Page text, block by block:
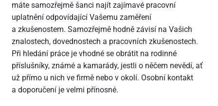
máte samozřejmě šanci najít zajímavé pracovní
uplatnění odpovídající Vašemu zaměření
a zkušenostem. Samozřejmě hodně závisí na Vašich
znalostech, dovednostech a pracovních zkušenostech.
Při hledání práce je vhodné se obrátit na rodinné
příslušníky, známé a kamarády, jestli o něčem nevědí, ať
už přímo u nich ve firmě nebo v okolí. Osobní kontakt
a doporučení je velmi přínosné.